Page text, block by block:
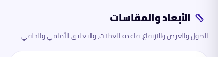
الأبعاد والمقاسات
الطول والعرض والارتفاع، قاعدة العجلات، والتعليق الأمامي والخلفي